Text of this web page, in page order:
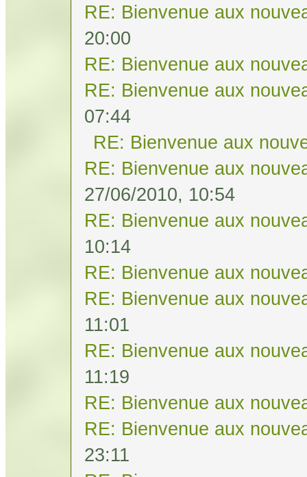
RE: Bienvenue aux
20:00
RE: Bienvenue aux
RE: Bienvenue aux
07:44
RE: Bienvenue aux
RE: Bienvenue aux
27/06/2010, 10:54
RE: Bienvenue aux
10:14
RE: Bienvenue aux
RE: Bienvenue aux
11:01
RE: Bienvenue aux
11:19
RE: Bienvenue aux
RE: Bienvenue aux
23:11